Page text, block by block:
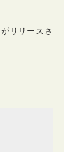
リリースさ